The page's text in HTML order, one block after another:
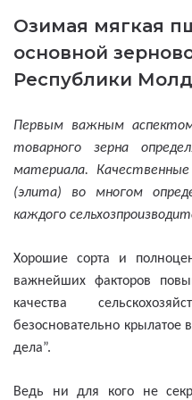
Озимая мягкая
основной
Республики
Первым важным аспектом
товарного зерна
материала.
(элита) во многом
каждого
Хорошие сорта и
важнейших факторов
качества
безосновательно крылатое
дела”.
Ведь ни для кого не